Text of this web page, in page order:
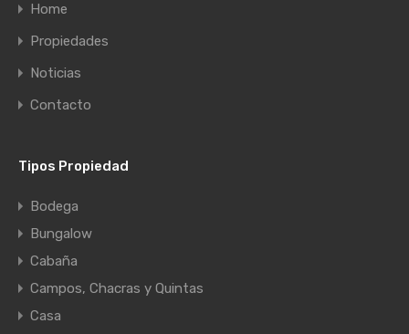
Home
Propiedades
Noticias
Contacto
Tipos Propiedad
Bodega
Bungalow
Cabaña
Campos, Chacras y Quintas
Casa